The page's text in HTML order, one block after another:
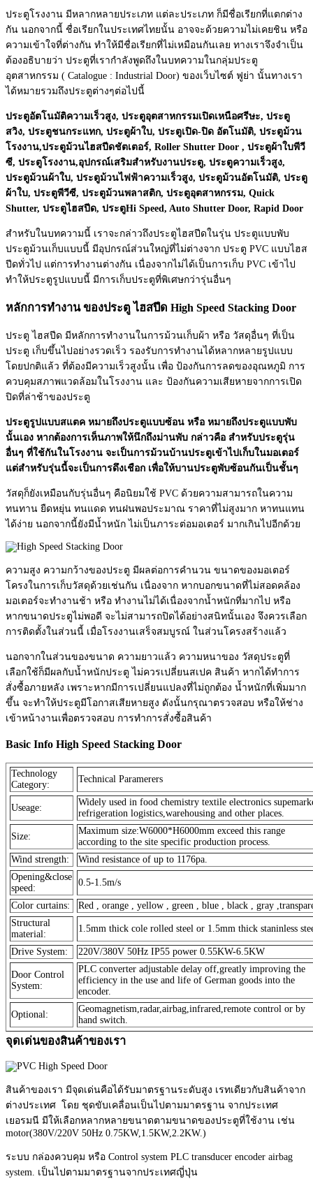
ประตูโรงงาน มีหลากหลายประเภท แต่ละประเภท ก็มีชื่อเรียกที่แตกต่าง
กัน นอกจากนี้ ชื่อเรียกในประเทศไทยนั้น อาจจะด้วยความไม่เคยชิน หรือ
ความเข้าใจที่ต่างกัน ทำให้มีชื่อเรียกที่ไม่เหมือนกันเลย ทางเราจึงจำเป็น
ต้องอธิบายว่า ประตูที่เรากำลังพูดถึงในบทความในกลุ่มประตู
อุตสาหกรรม ( Catalogue : Industrial Door) ของเว็บไซต์ ฟูย่า นั้นทางเรา
ได้หมายรวมถึงประตูต่างๆต่อไปนี้
ประตูอัตโนมัติความเร็วสูง, ประตูอุตสาหกรรมเปิดเหนือศรีษะ, ประตู
สวิง, ประตูชนกระแทก, ประตูผ้าใบ, ประตูเปิด-ปิด อัตโนมัติ, ประตูม้วน
โรงงาน,ประตูม้วนไฮสปีดชัตเตอร์, Roller Shutter Door , ประตูผ้าใบพีวี
ซี, ประตูโรงงาน,อุปกรณ์เสริมสำหรับงานประตู, ประตูความเร็วสูง,
ประตูม้วนผ้าใบ, ประตูม้วนไฟฟ้าความเร็วสูง, ประตูม้วนอัตโนมัติ, ประตู
ผ้าใบ, ประตูพีวีซี, ประตูม้วนพลาสติก, ประตูอุตสาหกรรม, Quick
Shutter, ประตูไฮสปีด, ประตูHi Speed, Auto Shutter Door, Rapid Door
สำหรับในบทความนี้ เราจะกล่าวถึงประตูไฮสปีดในรุ่น ประตูแบบพับ
ประตูม้วนเก็บแบบนี้ มีอุปกรณ์ส่วนใหญ่ที่ไม่ต่างจาก ประตู PVC แบบไฮส
ปีดทั่วไป แต่การทำงานต่างกัน เนื่องจากไม่ได้เป็นการเก็บ PVC เข้าไป
ทำให้ประตูรูปแบบนี้ มีการเก็บประตูที่พิเศษกว่ารุ่นอื่นๆ
หลักการทำงาน ของประตู ไฮสปีด High Speed Stacking Door
ประตู ไฮสปีด มีหลักการทำงานในการม้วนเก็บผ้า หรือ วัสดุอื่นๆ ที่เป็น
ประตู เก็บขึ้นไปอย่างรวดเร็ว รองรับการทำงานได้หลากหลายรูปแบบ
โดยปกติแล้ว ที่ต้องมีความเร็วสูงนั้น เพื่อ ป้องกันการลดของอุณหภูมิ การ
ควบคุมสภาพแวดล้อมในโรงงาน และ ป้องกันความเสียหายจากการเปิด
ปิดที่ล่าช้าของประตู
ประตูรูปแบบสแตค หมายถึงประตูแบบซ้อน หรือ หมายถึงประตูแบบพับ
นั้นเอง หากต้องการเห็นภาพให้นึกถึงม่านพับ กล่าวคือ สำหรับประตูรุ่น
อื่นๆ ที่ใช้กันในโรงงาน จะเป็นการม้วนบ้านประตูเข้าไปเก็บในมอเตอร์
แต่สำหรับรุ่นนี้จะเป็นการดึงเชือก เพื่อให้บานประตูพับซ้อนกันเป็นชั้นๆ
วัสดุก็ยังเหมือนกับรุ่นอื่นๆ คือนิยมใช้ PVC ด้วยความสามารถในความ
ทนทาน ยืดหยุ่น ทนแดด ทนฝนพอประมาณ ราคาที่ไม่สูงมาก หาทนแทน
ได้ง่าย นอกจากนี้ยังมีน้ำหนัก ไม่เป็นภาระต่อมอเตอร์ มากเกินไปอีกด้วย
ความสูง ความกว้างของประตู มีผลต่อการคำนวน ขนาดของมอเตอร์
โครงในการเก็บวัสดุด้วยเช่นกัน เนื่องจาก หากบอกขนาดที่ไม่สอดคล้อง
มอเตอร์จะทำงานช้า หรือ ทำงานไม่ได้เนื่องจากน้ำหนักที่มากไป หรือ
หากขนาดประตูไม่พอดี จะไม่สามารถปิดได้อย่างสนิทนั้นเอง จึงควรเลือก
การติดตั้งในส่วนนี้ เมื่อโรงงานเสร็จสมบูรณ์ ในส่วนโครงสร้างแล้ว
นอกจากในส่วนของขนาด ความยาวแล้ว ความหนาของ วัสดุประตูที่
เลือกใช้ก็มีผลกับน้ำหนักประตู ไม่ควรเปลี่ยนสเปค สินค้า หากได้ทำการ
สั่งซื้อภายหลัง เพราะหากมีการเปลี่ยนแปลงที่ไม่ถูกต้อง น้ำหนักที่เพิ่มมาก
ขึ้น จะทำให้ประตูมีโอกาสเสียหายสูง ดังนั้นกรุณาตรวจสอบ หรือให้ช่าง
เข้าหน้างานเพื่อตรวจสอบ การทำการสั่งซื้อสินค้า
Basic Info High Speed Stacking Door
Technology
Category:
Technical Paramerers
Useage:
Widely used in food chemistry textile electronics
refrigeration logistics,warehousing and other places.
Size:
Maximum size:W6000*H6000mm exceed this range
according to the site specific production process.
Wind strength:
Wind resistance of up to 1176pa.
Opening&close
speed:
0.5-1.5m/s
Color curtains:
Red , orange , yellow , green , blue , black , gray
Structural
material:
1.5mm thick cole rolled steel or 1.5mm thick staninless
Drive System: 220V/380V 50Hz IP55 power 0.55KW-6.5KW
Door Control
System:
PLC converter adjustable delay off,greatly improving the
efficiency in the use and life of German goods into the
encoder.
Optional:
Geomagnetism,radar,airbag,infrared,remote control or by
hand switch.
จุดเด่นของสินค้าของเรา
สินค้าของเรา มีจุดเด่นคือได้รับมาตรฐานระดับสูง เรทเดียวกับสินค้าจาก
ต่างประเทศ โดย ชุดขับเคลื่อนเป็นไปตามมาตรฐาน จากประเทศ
เยอรมนี มีให้เลือกหลากหลายขนาดตามขนาดของประตูที่ใช้งาน เช่น
motor(380V/220V 50Hz 0.75KW,1.5KW,2.2KW.)
ระบบ กล่องควบคุม หรือ Control system PLC transducer encoder airbag
system. เป็นไปตามมาตรฐานจากประเทศญี่ปุ่น